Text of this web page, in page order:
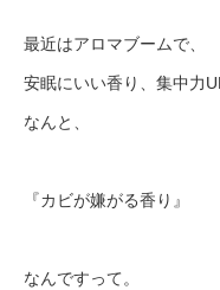
最近はアロマブームで、
安眠にいい香り、集中力
なんと、
『カビが嫌がる香り』
なんですって。